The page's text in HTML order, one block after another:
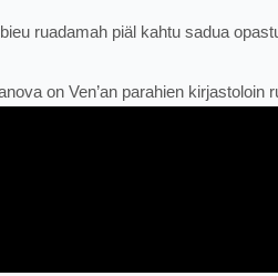
ruadamah piäl kahtu sadua
on Ven’an parahien kirjastoloin